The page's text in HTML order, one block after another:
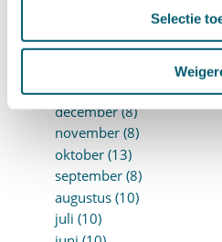
Selectie
februari (12)
►
2019 (147)
december (8)
november (8)
oktober (13)
september (8)
augustus (10)
juli (10)